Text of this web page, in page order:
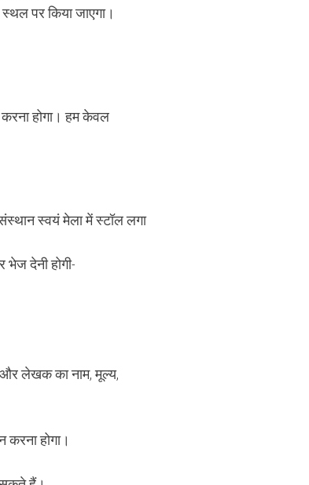
पर किया जाएगा।
होगा। हम केवल
स्वयं मेला में स्टॉल लगा
भेज देनी होगी-
और लेखक का नाम, मूल्य,
होगा।